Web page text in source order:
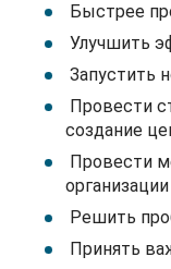
Быстрее
Улучшить
Запустить
Провести
создание
Провести
организации
Решить
Принять